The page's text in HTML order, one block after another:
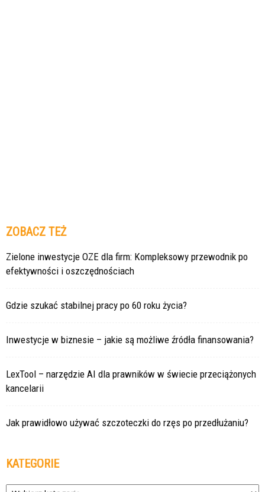
ZOBACZ TEŻ
Zielone inwestycje OZE dla firm: Kompleksowy przewodnik po
efektywności i oszczędnościach
Gdzie szukać stabilnej pracy po 60 roku życia?
Inwestycje w biznesie – jakie są możliwe źródła finansowania?
LexTool – narzędzie AI dla prawników w świecie przeciążonych
kancelarii
Jak prawidłowo używać szczoteczki do rzęs po przedłużaniu?
KATEGORIE
Kategorie